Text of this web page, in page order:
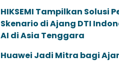
HIKSEMI Tampilkan Solusi
Skenario di Ajang DTI
AI di Asia Tenggara
Huawei Jadi Mitra bagi